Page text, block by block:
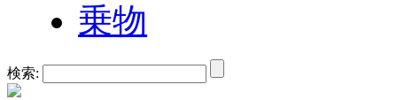
乗物
検索: